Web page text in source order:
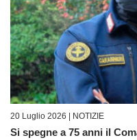
20 Luglio 2026 | NOTIZIE
Si spegne a 75 anni il